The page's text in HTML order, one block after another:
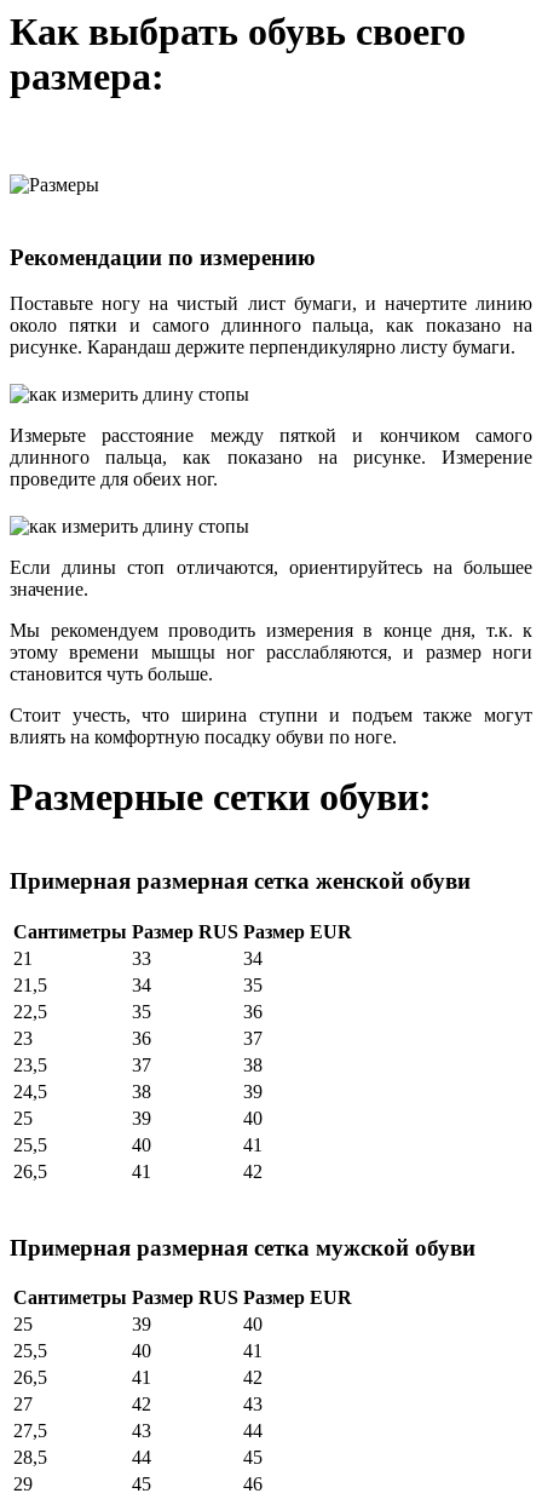
Как выбрать обувь своего
размера:
Рекомендации по измерению
Поставьте ногу на чистый лист бумаги, и начертите линию
около пятки и самого длинного пальца, как показано на
рисунке. Карандаш держите перпендикулярно листу бумаги.
Измерьте расстояние между пяткой и кончиком самого
длинного пальца, как показано на рисунке. Измерение
проведите для обеих ног.
Если длины стоп отличаются, ориентируйтесь на большее
значение.
Мы рекомендуем проводить измерения в конце дня, т.к. к
этому времени мышцы ног расслабляются, и размер ноги
становится чуть больше.
Стоит учесть, что ширина ступни и подъем также могут
влиять на комфортную посадку обуви по ноге.
Размерные сетки обуви:
Примерная размерная сетка женской обуви
Сантиметры Размер RUS Размер EUR
21
33
34
21,5
34
35
22,5
35
36
23
36
37
23,5
37
38
24,5
38
39
25
39
40
25,5
40
41
26,5
41 42
Примерная размерная сетка мужской обуви
Сантиметры Размер RUS Размер EUR
25
39
40
25,5
40
41
26,5
41
42
27
42
43
27,5
43
44
28,5
44
45
29
45
46